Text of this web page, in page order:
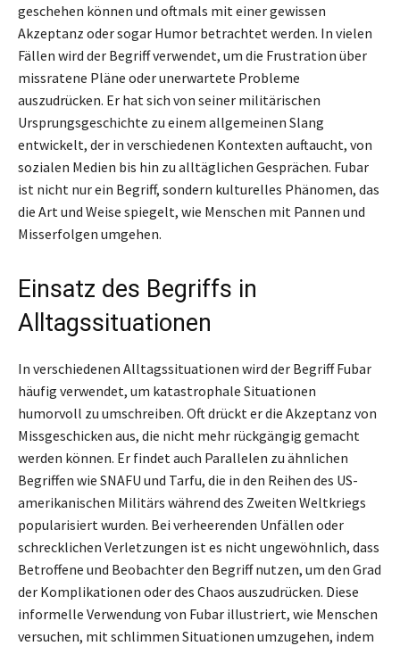
geschehen können und oftmals mit einer gewissen
Akzeptanz oder sogar Humor betrachtet werden. In vielen
Fällen wird der Begriff verwendet, um die Frustration über
missratene Pläne oder unerwartete Probleme
auszudrücken. Er hat sich von seiner militärischen
Ursprungsgeschichte zu einem allgemeinen Slang
entwickelt, der in verschiedenen Kontexten auftaucht, von
sozialen Medien bis hin zu alltäglichen Gesprächen. Fubar
ist nicht nur ein Begriff, sondern kulturelles Phänomen, das
die Art und Weise spiegelt, wie Menschen mit Pannen und
Misserfolgen umgehen.
Einsatz des Begriffs in
Alltagssituationen
In verschiedenen Alltagssituationen wird der Begriff Fubar
häufig verwendet, um katastrophale Situationen
humorvoll zu umschreiben. Oft drückt er die Akzeptanz von
Missgeschicken aus, die nicht mehr rückgängig gemacht
werden können. Er findet auch Parallelen zu ähnlichen
Begriffen wie SNAFU und Tarfu, die in den Reihen des US-
amerikanischen Militärs während des Zweiten Weltkriegs
popularisiert wurden. Bei verheerenden Unfällen oder
schrecklichen Verletzungen ist es nicht ungewöhnlich, dass
Betroffene und Beobachter den Begriff nutzen, um den Grad
der Komplikationen oder des Chaos auszudrücken. Diese
informelle Verwendung von Fubar illustriert, wie Menschen
versuchen, mit schlimmen Situationen umzugehen, indem